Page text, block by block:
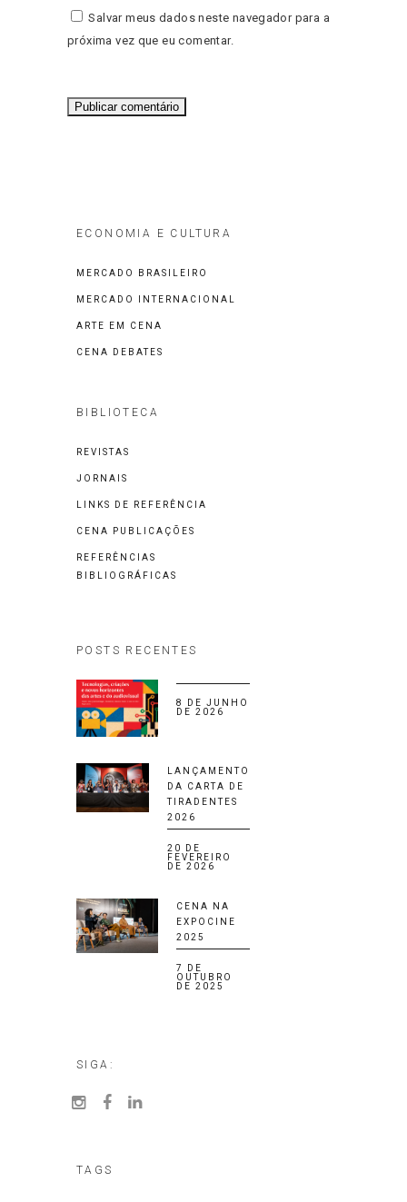
Salvar meus dados neste navegador para a
próxima vez que eu comentar.
ECONOMIA E CULTURA
MERCADO BRASILEIRO
MERCADO INTERNACIONAL
ARTE EM CENA
CENA DEBATES
BIBLIOTECA
REVISTAS
JORNAIS
LINKS DE REFERÊNCIA
CENA PUBLICAÇÕES
REFERÊNCIAS
BIBLIOGRÁFICAS
POSTS RECENTES
8 DE JUNHO
DE 2026
LANÇAMENTO
DA CARTA DE
TIRADENTES
2026
20 DE
FEVEREIRO
DE 2026
CENA NA
EXPOCINE
2025
7 DE
OUTUBRO
DE 2025
SIGA:
TAGS